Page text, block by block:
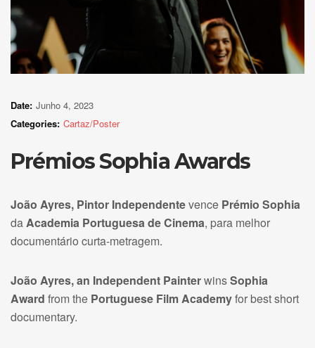
Date: Junho 4, 2023
Categories: Cartaz/Poster
Prémios Sophia Awards
João Ayres, Pintor Independentevence Prémio Sophia
daAcademia Portuguesa de Cinema, para melhor
documentário curta-metragem.
João Ayres, an Independent PainterwinsSophia
Award from the Portuguese Film Academyfor best short
documentary.